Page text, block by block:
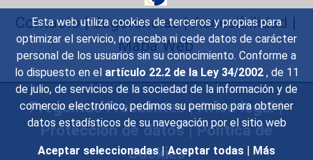
Esta web utiliza cookies de terceros y propias para
optimizar el servicio, no recaba ni cede datos de carácter
personal de los usuarios sin su conocimiento. Conforme a
lo dispuesto en el artículo 22.2 de la Ley 34/2002 , de 11
de julio, de servicios de la sociedad de la información y de
comercio electrónico, pedimos su permiso para obtener
datos estadísticos de su navegación por el sitio web
Aceptar seleccionadas | Aceptar todas | Más
Contacto|Sugerencias|Accesibilidad |
Mapa Web
Preguntas Frecuentes|Aviso legal|
Protección de datos|Política de
Cookies